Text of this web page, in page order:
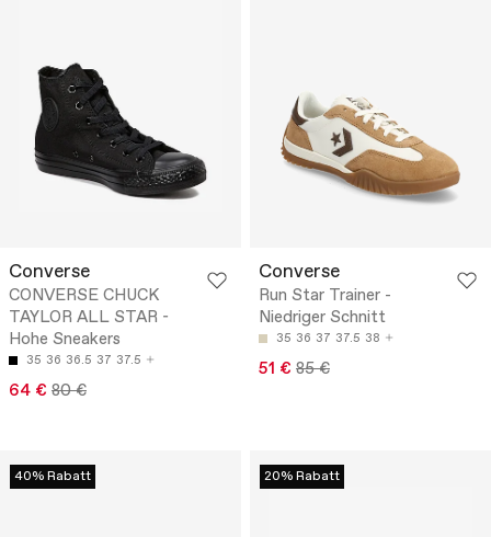
Converse
CONVERSE CHUCK
TAYLOR ALL STAR -
Hohe Sneakers
35 36 36.5 37 37.5
64 € 80 €
Converse
Run Star Trainer -
Niedriger Schnitt
35 36 37 37.5 38
51 € 85 €
40% Rabatt 20% Rabatt